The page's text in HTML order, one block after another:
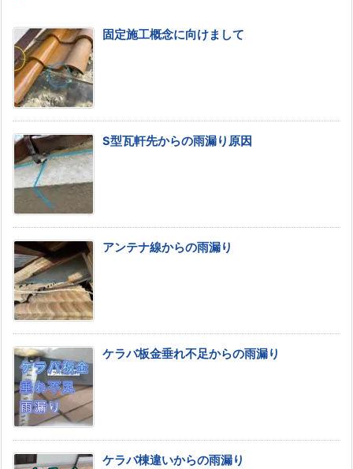
固定施工概念に向けまして
S型瓦軒先からの雨漏り原因
アンテナ線からの雨漏り
ケラバ板金垂れ不足からの雨漏り
ケラバ棟違いからの雨漏り